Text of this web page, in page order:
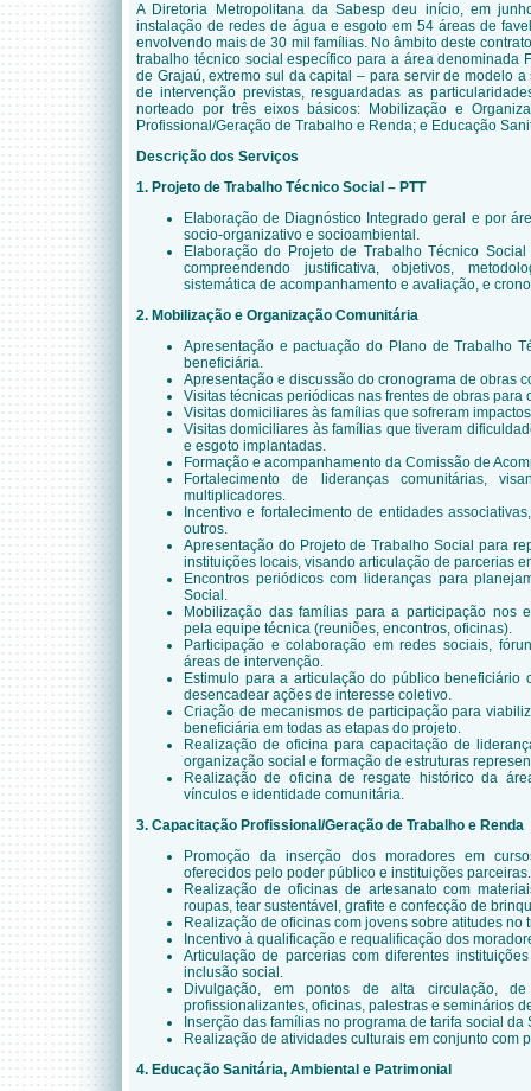
A Diretoria Metropolitana da Sabesp deu início, em
instalação de redes de água e esgoto em 54 áreas de
envolvendo mais de 30 mil famílias. No âmbito deste
trabalho técnico social específico para a área denominada
de Grajaú, extremo sul da capital – para servir de modelo
de intervenção previstas, resguardadas as
norteado por três eixos básicos: Mobilização e
Profissional/Geração de Trabalho e Renda; e Educação
Descrição dos Serviços
1. Projeto de Trabalho Técnico Social – PTT
Elaboração de Diagnóstico Integrado geral e por
socio-organizativo e socioambiental.
Elaboração do Projeto de Trabalho Técnico
compreendendo justificativa, objetivos,
sistemática de acompanhamento e avaliação, e
2. Mobilização e Organização Comunitária
Apresentação e pactuação do Plano de Trabalho
beneficiária.
Apresentação e discussão do cronograma de obras
Visitas técnicas periódicas nas frentes de obras para
Visitas domiciliares às famílias que sofreram
Visitas domiciliares às famílias que tiveram
e esgoto implantadas.
Formação e acompanhamento da Comissão de
Fortalecimento de lideranças comunitárias,
multiplicadores.
Incentivo e fortalecimento de entidades
outros.
Apresentação do Projeto de Trabalho Social para
instituições locais, visando articulação de parcerias
Encontros periódicos com lideranças para
Social.
Mobilização das famílias para a participação nos
pela equipe técnica (reuniões, encontros, oficinas).
Participação e colaboração em redes sociais,
áreas de intervenção.
Estimulo para a articulação do público beneficiário
desencadear ações de interesse coletivo.
Criação de mecanismos de participação para
beneficiária em todas as etapas do projeto.
Realização de oficina para capacitação de
organização social e formação de estruturas
Realização de oficina de resgate histórico da
vínculos e identidade comunitária.
3. Capacitação Profissional/Geração de Trabalho e Renda
Promoção da inserção dos moradores em
oferecidos pelo poder público e instituições
Realização de oficinas de artesanato com
roupas, tear sustentável, grafite e confecção de
Realização de oficinas com jovens sobre atitudes no
Incentivo à qualificação e requalificação dos
Articulação de parcerias com diferentes
inclusão social.
Divulgação, em pontos de alta circulação,
profissionalizantes, oficinas, palestras e seminários
Inserção das famílias no programa de tarifa social da
Realização de atividades culturais em conjunto com
4. Educação Sanitária, Ambiental e Patrimonial